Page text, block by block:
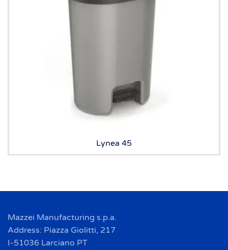
Lynea 45
Mazzei Manufacturing s.p.a.
Address: Piazza Giolitti, 217
I-51036 Larciano PT